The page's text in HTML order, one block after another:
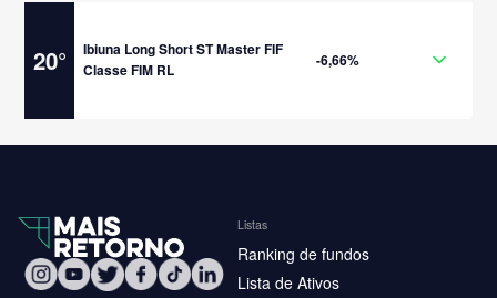
20°
Ibiuna Long Short ST Master FIF
Classe FIM RL
-6,66%
Listas
Ranking de fundos
Lista de Ativos